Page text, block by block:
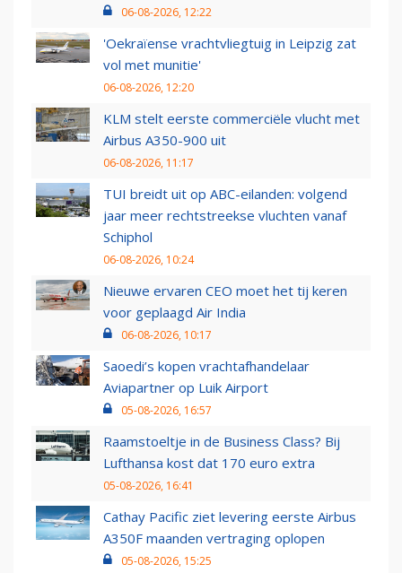
06-08-2026, 12:22
'Oekraïense vrachtvliegtuig in Leipzig zat
vol met munitie'
06-08-2026, 12:20
KLM stelt eerste commerciële vlucht met
Airbus A350-900 uit
06-08-2026, 11:17
TUI breidt uit op ABC-eilanden: volgend
jaar meer rechtstreekse vluchten vanaf
Schiphol
06-08-2026, 10:24
Nieuwe ervaren CEO moet het tij keren
voor geplaagd Air India
06-08-2026, 10:17
Saoedi’s kopen vrachtafhandelaar
Aviapartner op Luik Airport
05-08-2026, 16:57
Raamstoeltje in de Business Class? Bij
Lufthansa kost dat 170 euro extra
05-08-2026, 16:41
Cathay Pacific ziet levering eerste Airbus
A350F maanden vertraging oplopen
05-08-2026, 15:25